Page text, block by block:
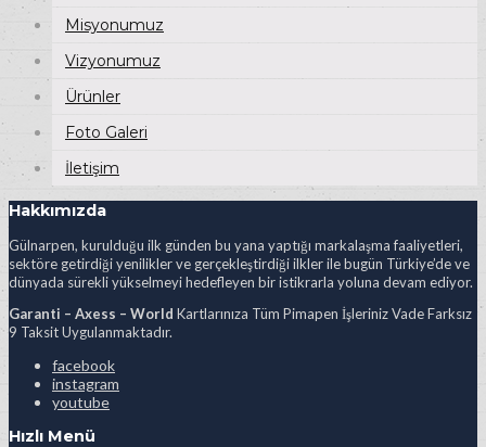
Misyonumuz
Vizyonumuz
Ürünler
Foto Galeri
İletişim
Hakkımızda
Gülnarpen, kurulduğu ilk günden bu yana yaptığı markalaşma faaliyetleri,
sektöre getirdiği yenilikler ve gerçekleştirdiği ilkler ile bugün Türkiye’de ve
dünyada sürekli yükselmeyi hedefleyen bir istikrarla yoluna devam ediyor.
Garanti – Axess – World Kartlarınıza Tüm Pimapen İşleriniz Vade Farksız
9 Taksit Uygulanmaktadır.
facebook
instagram
youtube
Hızlı Menü